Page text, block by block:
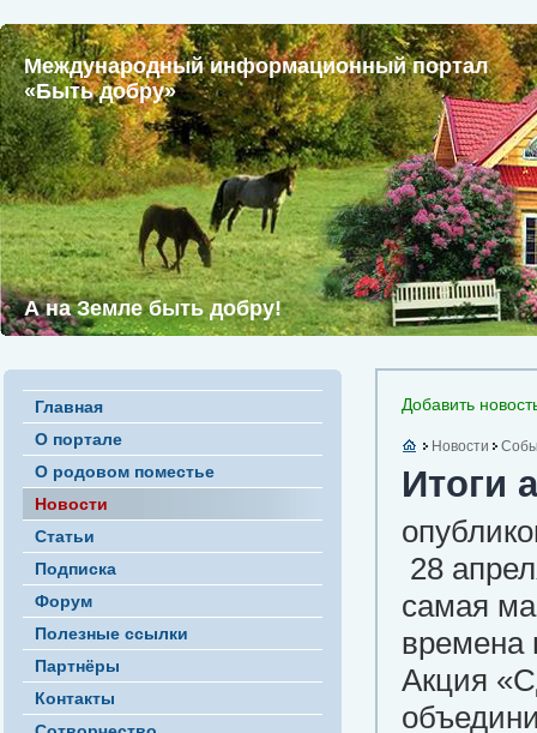
Международный информационный портал
«Быть добру»
А на Земле быть добру!
Главная
О портале
О родовом поместье
Новости
Статьи
Подписка
Форум
Полезные ссылки
Партнёры
Контакты
Добавить
Новости
Итоги
28
самая
времена
Акция